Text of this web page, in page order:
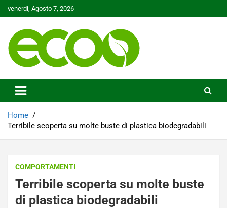
to
venerdì, Agosto 7, 2026
Ecoo.it
Home
Terribile scoperta su molte buste di plastica biodegradabili
COMPORTAMENTI
Terribile scoperta su molte buste
di plastica biodegradabili